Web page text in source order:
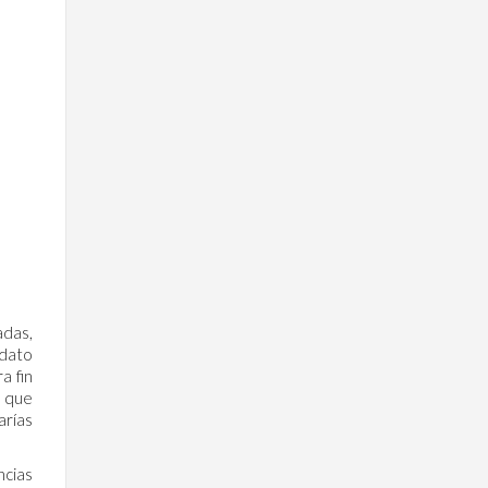
fin
que